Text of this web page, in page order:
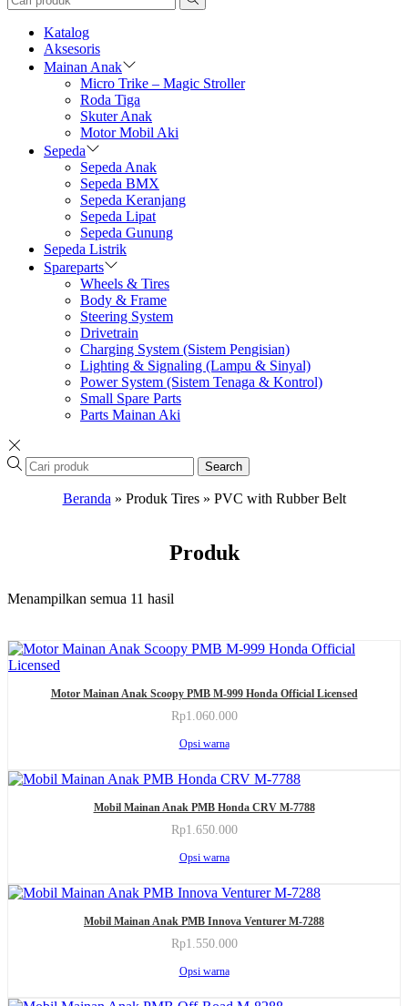
Katalog
Aksesoris
Mainan Anak
Micro Trike – Magic Stroller
Roda Tiga
Skuter Anak
Motor Mobil Aki
Sepeda
Sepeda Anak
Sepeda BMX
Sepeda Keranjang
Sepeda Lipat
Sepeda Gunung
Sepeda Listrik
Spareparts
Wheels & Tires
Body & Frame
Steering System
Drivetrain
Charging System (Sistem Pengisian)
Lighting & Signaling (Lampu & Sinyal)
Power System (Sistem Tenaga & Kontrol)
Small Spare Parts
Parts Mainan Aki
Search
Beranda » Produk Tires» PVC with Rubber Belt
Produk
Menampilkan semua 11 hasil
ini
Motor Mainan Anak Scoopy PMB M-999 Honda Official Licensed
Rp1.060.000
Opsi warna
ini
beberapa
varian.
Pilihan
ini
diambil
halaman
produk
ini
Mobil Mainan Anak PMB Honda CRV M-7788
Rp1.650.000
Opsi warna
ini
beberapa
varian.
Pilihan
ini
diambil
Mobil Mainan Anak PMB Innova Venturer M-7288
Rp1.550.000
Opsi warna
ini